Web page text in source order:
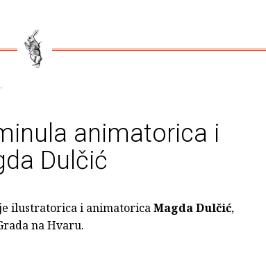
animatorica i
Dulčić
ilustratorica i animatoricaMagda Dulčić,
na Hvaru.